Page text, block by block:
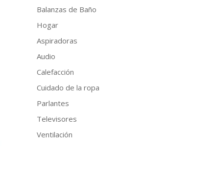
Balanzas de Baño
Hogar
Aspiradoras
Audio
Calefacción
Cuidado de la ropa
Parlantes
Televisores
Ventilación